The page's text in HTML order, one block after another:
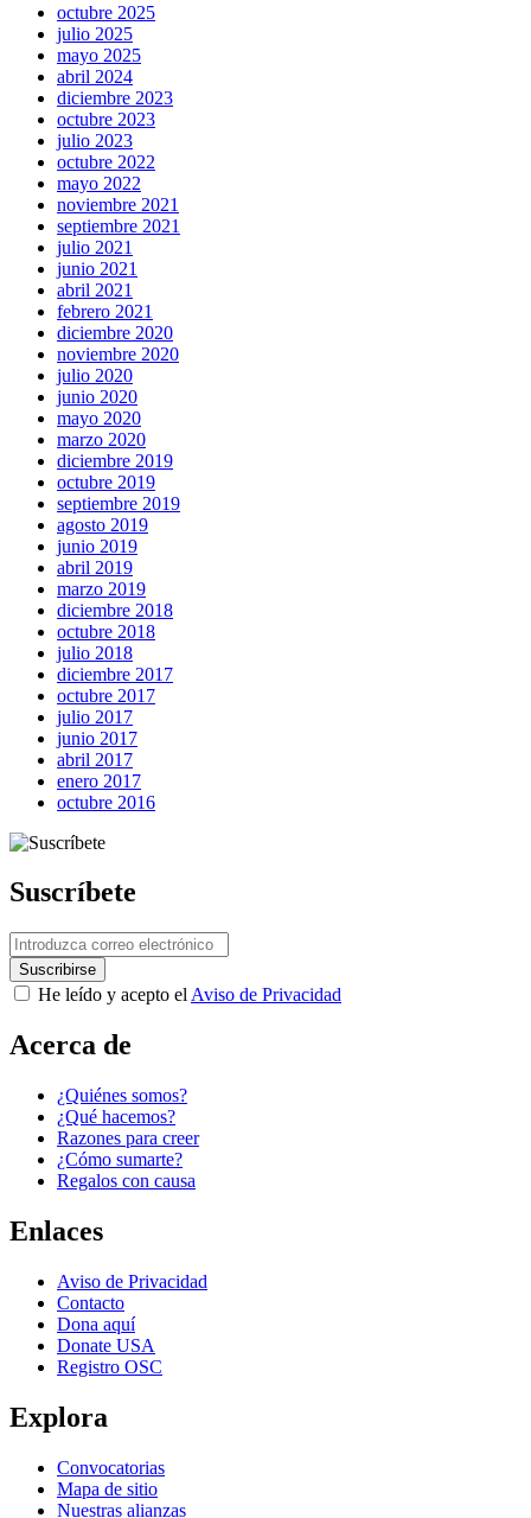
octubre 2025
julio 2025
mayo 2025
abril 2024
diciembre 2023
octubre 2023
julio 2023
octubre 2022
mayo 2022
noviembre 2021
septiembre 2021
julio 2021
junio 2021
abril 2021
febrero 2021
diciembre 2020
noviembre 2020
julio 2020
junio 2020
mayo 2020
marzo 2020
diciembre 2019
octubre 2019
septiembre 2019
agosto 2019
junio 2019
abril 2019
marzo 2019
diciembre 2018
octubre 2018
julio 2018
diciembre 2017
octubre 2017
julio 2017
junio 2017
abril 2017
enero 2017
octubre 2016
Suscríbete
He leído y acepto el Aviso de Privacidad
Acerca de
¿Quiénes somos?
¿Qué hacemos?
Razones para creer
¿Cómo sumarte?
Regalos con causa
Enlaces
Aviso de Privacidad
Contacto
Dona aquí
Donate USA
Registro OSC
Explora
Convocatorias
Mapa de sitio
Nuestras alianzas